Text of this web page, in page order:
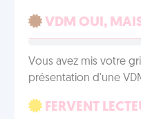
VDM OUI, MAIS
Vous avez mis votre
présentation d'une
FERVENT